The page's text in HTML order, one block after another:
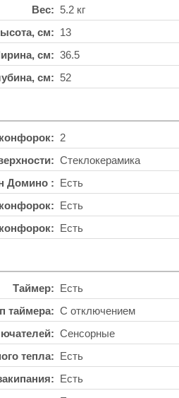
Вес
5.2 кг
см
13
см
36.5
см
52
2
Стеклокерамика
Домино
Есть
Есть
Есть
Таймер
Есть
таймера
С отключением
Сенсорные
тепла
Есть
Есть